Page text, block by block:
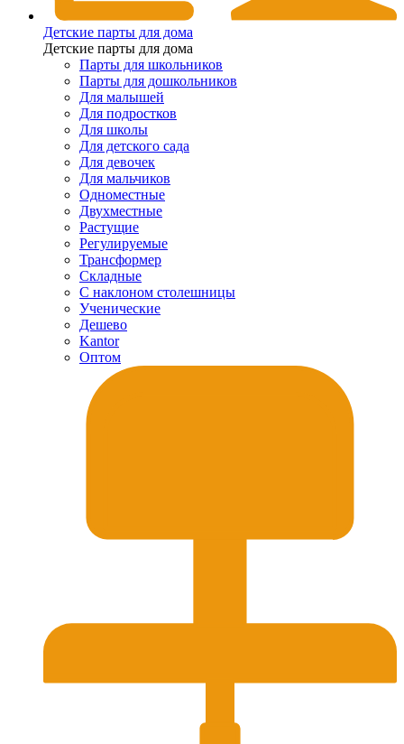
Детские парты для дома
Детские парты для дома
Парты для школьников
Парты для дошкольников
Для малышей
Для подростков
Для школы
Для детского сада
Для девочек
Для мальчиков
Одноместные
Двухместные
Растущие
Регулируемые
Трансформер
Складные
С наклоном столешницы
Ученические
Дешево
Kantor
Оптом